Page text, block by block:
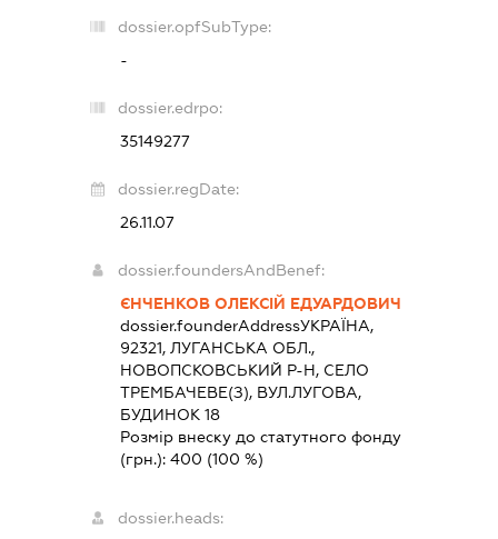
dossier.opfSubType:
-
dossier.edrpo:
35149277
dossier.regDate:
26.11.07
dossier.foundersAndBenef:
ЄНЧЕНКОВ ОЛЕКСІЙ ЕДУАРДОВИЧ
dossier.founderAddressУКРАЇНА,
92321, ЛУГАНСЬКА ОБЛ.,
НОВОПСКОВСЬКИЙ Р-Н, СЕЛО
ТРЕМБАЧЕВЕ(З), ВУЛ.ЛУГОВА,
БУДИНОК 18
Розмір внеску до статутного фонду
(грн.): 400 (100 %)
dossier.heads: